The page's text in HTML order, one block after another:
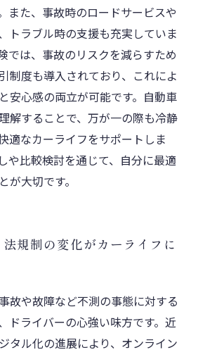
また、事故時のロードサービスや
トラブル時の支援も充実していま
では、事故のリスクを減らすため
制度も導入されており、これによ
安心感の両立が可能です。自動車
解することで、万が一の際も冷静
適なカーライフをサポートしま
や比較検討を通じて、自分に最適
が大切です。
規制の変化がカーライフに
故や故障など不測の事態に対する
ドライバーの心強い味方です。近
タル化の進展により、オンライン